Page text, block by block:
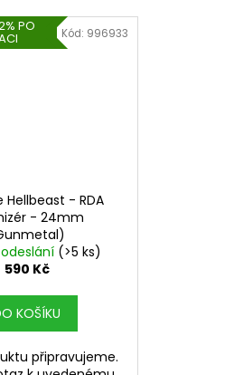
PO
Hellbeast - RDA
- 24mm
(>5 ks)
590 Kč
KOŠÍKU
připravujeme.
Kód: 996933